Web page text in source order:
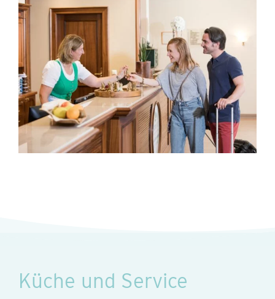
Küche und Service